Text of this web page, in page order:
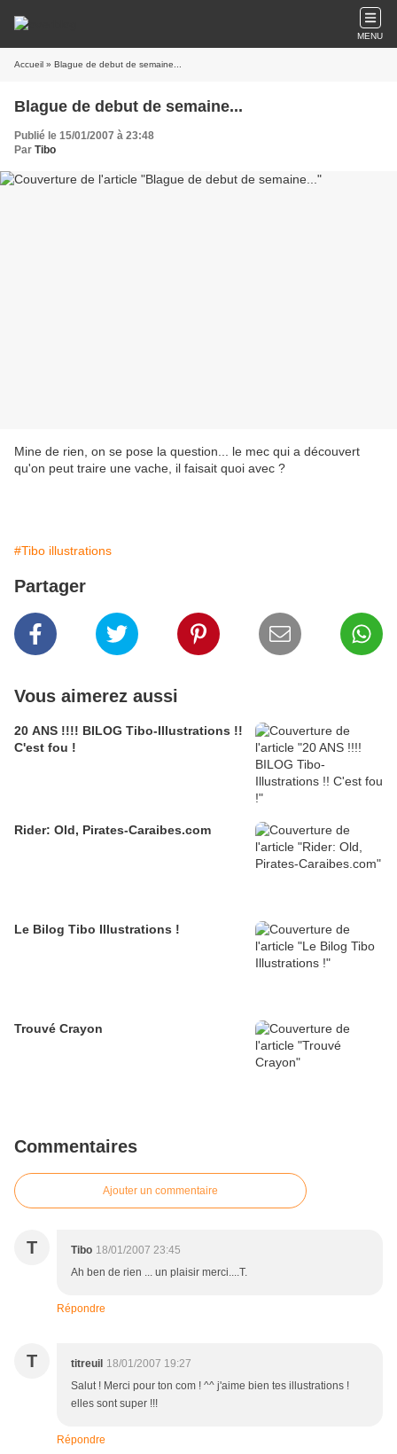
MENU
Accueil » Blague de debut de semaine...
Blague de debut de semaine...
Publié le 15/01/2007 à 23:48
Par Tibo
Mine de rien, on se pose la question... le mec qui a découvert
qu'on peut traire une vache, il faisait quoi avec ?
#Tibo illustrations
Partager
Vous aimerez aussi
20 ANS !!!! BILOG Tibo-Illustrations !!
C'est fou !
Rider: Old, Pirates-Caraibes.com
Le Bilog Tibo Illustrations !
Trouvé Crayon
Commentaires
Ajouter un commentaire
T Tibo 18/01/2007 23:45
Ah ben de rien ... un plaisir merci....T.
Répondre
T titreuil 18/01/2007 19:27
Salut ! Merci pour ton com ! ^^ j'aime bien tes illustrations !
elles sont super !!!
Répondre